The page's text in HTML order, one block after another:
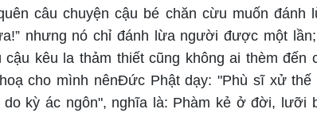
câu chuyện cậu bé chăn cừu muốn đánh
nhưng nó chỉ đánh lừa người được một
cậu kêu la thảm thiết cũng không ai thèm đến
cho mình nênĐức Phật dạy: "Phù sĩ xử thế
kỳ ác ngôn", nghĩa là: Phàm kẻ ở đời, lưỡi